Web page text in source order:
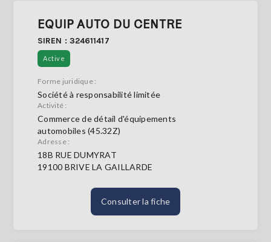
EQUIP AUTO DU CENTRE
SIREN : 324611417
Active
Forme juridique :
Société à responsabilité limitée
Activité :
Commerce de détail d'équipements
automobiles (45.32Z)
Adresse :
18B RUE DUMYRAT
19100 BRIVE LA GAILLARDE
Consulter la fiche